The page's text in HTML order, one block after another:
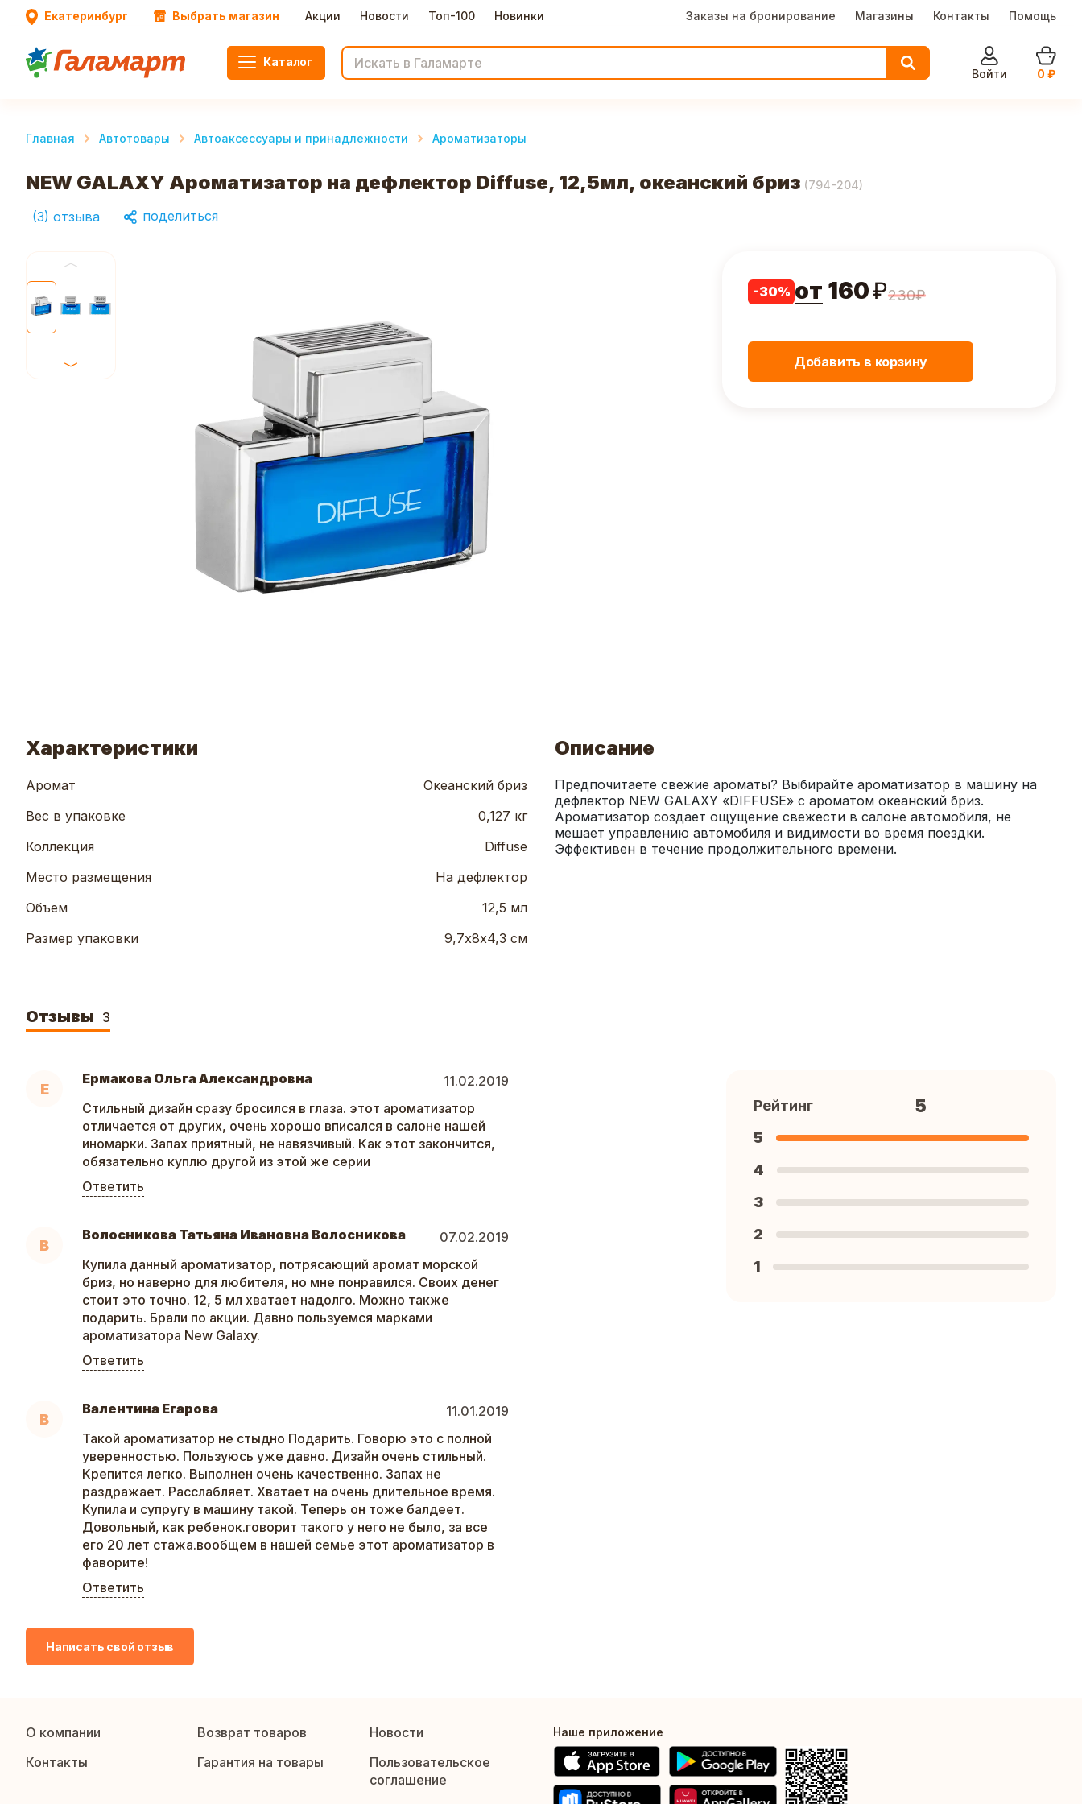
Екатеринбург Выбрать магазин Акции Новости Топ-100 Новинки Заказы на бронирование Магазины Контакты Помощь
Каталог
Войти
0 ₽
Главная Автотовары Автоаксессуары и принадлежности Ароматизаторы
NEW GALAXY Ароматизатор на дефлектор Diffuse, 12,5мл, океанский бриз (794-204)
(3) отзыва поделиться
-30% от 160₽230₽
Добавить в корзину
Характеристики
Аромат
Океанский бриз
Вес в упаковке
0,127 кг
Коллекция
Diffuse
Место размещения
На дефлектор
Объем
12,5 мл
Размер упаковки
9,7х8х4,3 см
Описание
Предпочитаете свежие ароматы? Выбирайте ароматизатор в машину на
дефлектор NEW GALAXY «DIFFUSE» с ароматом океанский бриз.
Ароматизатор создает ощущение свежести в салоне автомобиля, не
мешает управлению автомобиля и видимости во время поездки.
Эффективен в течение продолжительного времени.
Отзывы 3
Е
Ермакова Ольга Александровна
11.02.2019
Стильный дизайн сразу бросился в глаза. этот ароматизатор
отличается от других, очень хорошо вписался в салоне нашей
иномарки. Запах приятный, не навязчивый. Как этот закончится,
обязательно куплю другой из этой же серии
Ответить
В
Волосникова Татьяна Ивановна Волосникова
07.02.2019
Купила данный ароматизатор, потрясающий аромат морской
бриз, но наверно для любителя, но мне понравился. Своих денег
стоит это точно. 12, 5 мл хватает надолго. Можно также
подарить. Брали по акции. Давно пользуемся марками
ароматизатора New Galaxy.
Ответить
В
Валентина Егарова
11.01.2019
Такой ароматизатор не стыдно Подарить. Говорю это с полной
уверенностью. Пользуюсь уже давно. Дизайн очень стильный.
Крепится легко. Выполнен очень качественно. Запах не
раздражает. Расслабляет. Хватает на очень длительное время.
Купила и супругу в машину такой. Теперь он тоже балдеет.
Довольный, как ребенок.говорит такого у него не было, за все
его 20 лет стажа.вообщем в нашей семье этот ароматизатор в
фаворите!
Ответить
Рейтинг 5
5
4
3
2
1
Написать свой отзыв
О компании Возврат товаров
Новости
Контакты
Гарантия на товары
Пользовательское
соглашение
Наше приложение